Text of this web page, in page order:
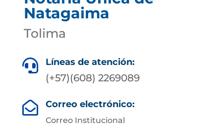
Natagaima
Tolima
 Líneas de atención:
(+57)(608) 2269089
 Correo electrónico:
Correo Institucional